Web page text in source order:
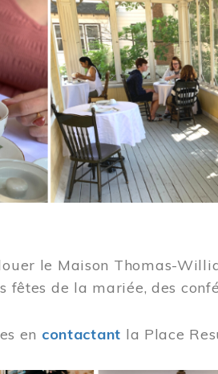
le Maison Thomas-
fêtes de la mariée, des
en contactant la Place